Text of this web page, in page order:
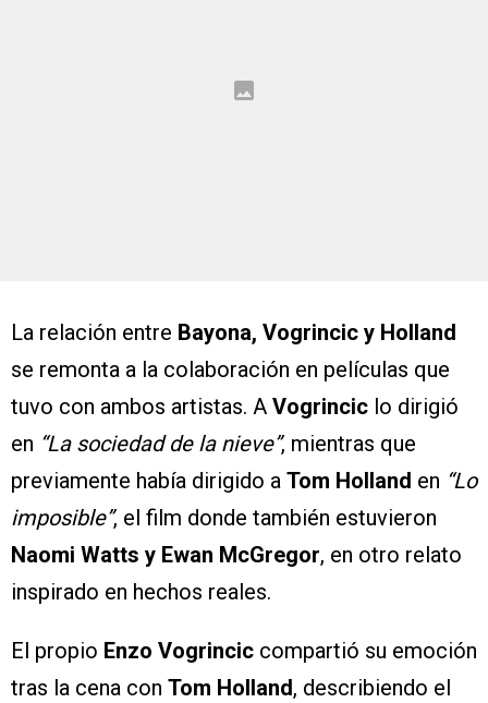
La relación entre Bayona, Vogrincic y Holland
se remonta a la colaboración en películas que
tuvo con ambos artistas. A Vogrincic lo dirigió
en “La sociedad de la nieve”, mientras que
previamente había dirigido a Tom Holland en “Lo
imposible”, el film donde también estuvieron
Naomi Watts y Ewan McGregor, en otro relato
inspirado en hechos reales.
El propio Enzo Vogrincic compartió su emoción
tras la cena con Tom Holland, describiendo el